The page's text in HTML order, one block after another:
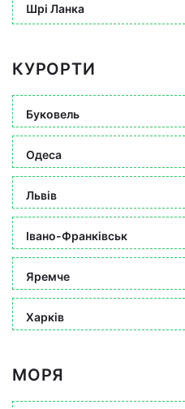
Шрі Ланка
КУРОРТИ
Буковель
Одеса
Львів
Івано-Франківськ
Яремче
Харків
МОРЯ